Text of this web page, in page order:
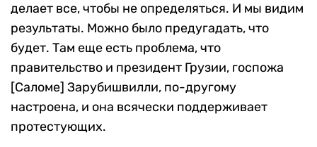
делает все, чтобы не определяться. И мы видим
результаты. Можно было предугадать, что
будет. Там еще есть проблема, что
правительство и президент Грузии, госпожа
[Саломе] Зарубишвилли, по-другому
настроена, и она всячески поддерживает
протестующих.